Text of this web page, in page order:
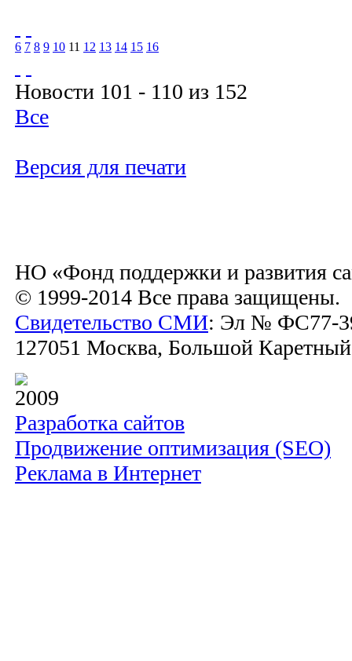
6 7 8 9 10 11 12 13 14 15 16
Новости 101 - 110 из 152
Все
Версия для печати
НО «Фонд поддержки и развития
© 1999-2014 Все права защищены.
Свидетельство СМИ: Эл № ФС77-
127051 Москва, Большой
2009
Разработка сайтов
Продвижение оптимизация (SEO)
Реклама в Интернет